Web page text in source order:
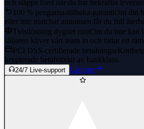
och släpps först när du har bekräftat
100 % pengarna-tillbaka-garantiOm din
eller inte matchar annonsen får du full
Tvistlösning dygnet runtOm du inte kan
säljaren kliver vårt team in och fattar ett
PCI DSS-certifierade betalningar
krypterade betalväxlar av bankklass.
24/7 Live-support Läs mer